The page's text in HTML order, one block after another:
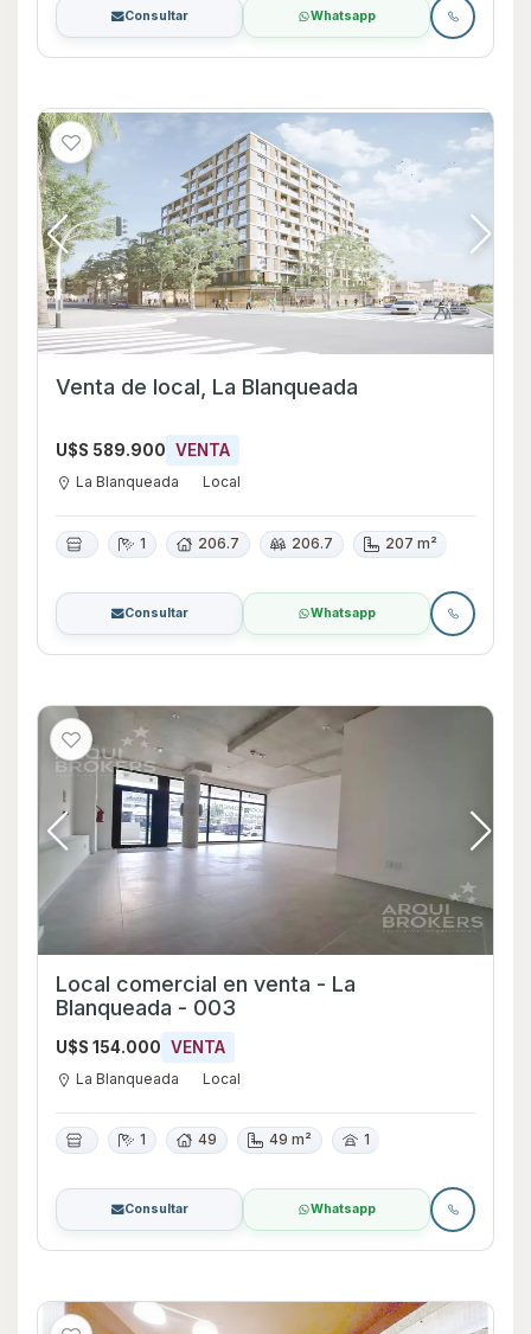
Consultar Whatsapp
Venta de local, La Blanqueada
U$S 589.900 VENTA
La Blanqueada Local
1 206.7 206.7 207 m²
Consultar Whatsapp
Local comercial en venta - La
Blanqueada - 003
U$S 154.000 VENTA
La Blanqueada Local
1 49 49 m² 1
Consultar Whatsapp